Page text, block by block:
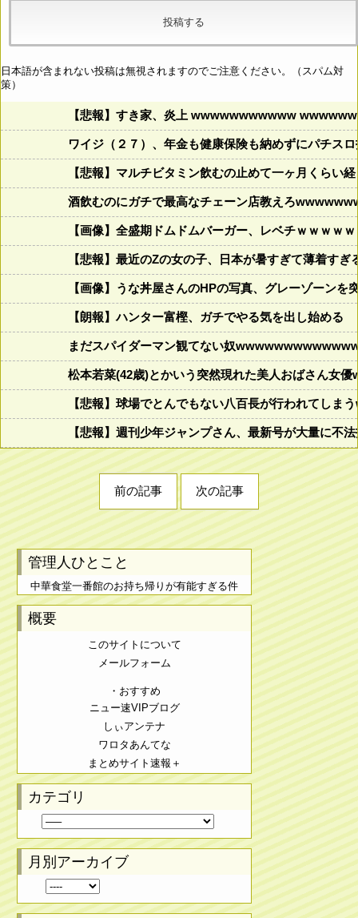
日本語が含まれない投稿は無視されますのでご注意ください。（スパム対
策）
【悲報】すき家、炎上 wwwwwwwwwww
ワイジ（２７）、年金も健康保険も納めずにパチス
【悲報】マルチビタミン飲むの止めて一ヶ月くらい
酒飲むのにガチで最高なチェーン店教えろ
【画像】全盛期ドムドムバーガー、レベチｗｗｗｗ
【悲報】最近のZの女の子、日本が暑すぎて薄着すぎ
【画像】うな丼屋さんのHPの写真、グレーゾーンを
【朗報】ハンター富樫、ガチでやる気を出し始める
まだスパイダーマン観てない奴
松本若菜(42歳)とかいう突然現れた美人おばさん女優
【悲報】球場でとんでもない八百長が行われてし
【悲報】週刊少年ジャンプさん、最新号が大量に不
前の記事 次の記事
管理人ひとこと
中華食堂一番館のお持ち帰りが有能すぎる件
概要
このサイトについて
メールフォーム
・おすすめ
ニュー速VIPブログ
しぃアンテナ
ワロタあんてな
まとめサイト速報＋
カテゴリ
月別アーカイブ